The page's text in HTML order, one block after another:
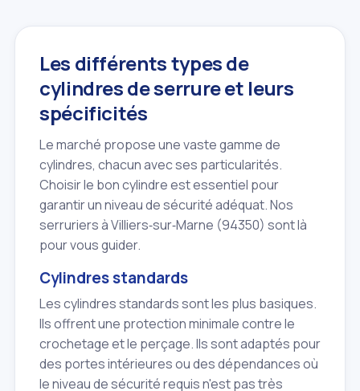
Les différents types de
cylindres de serrure et leurs
spécificités
Le marché propose une vaste gamme de
cylindres, chacun avec ses particularités.
Choisir le bon cylindre est essentiel pour
garantir un niveau de sécurité adéquat. Nos
serruriers à Villiers‑sur‑Marne (94350) sont là
pour vous guider.
Cylindres standards
Les cylindres standards sont les plus basiques.
Ils offrent une protection minimale contre le
crochetage et le perçage. Ils sont adaptés pour
des portes intérieures ou des dépendances où
le niveau de sécurité requis n'est pas très